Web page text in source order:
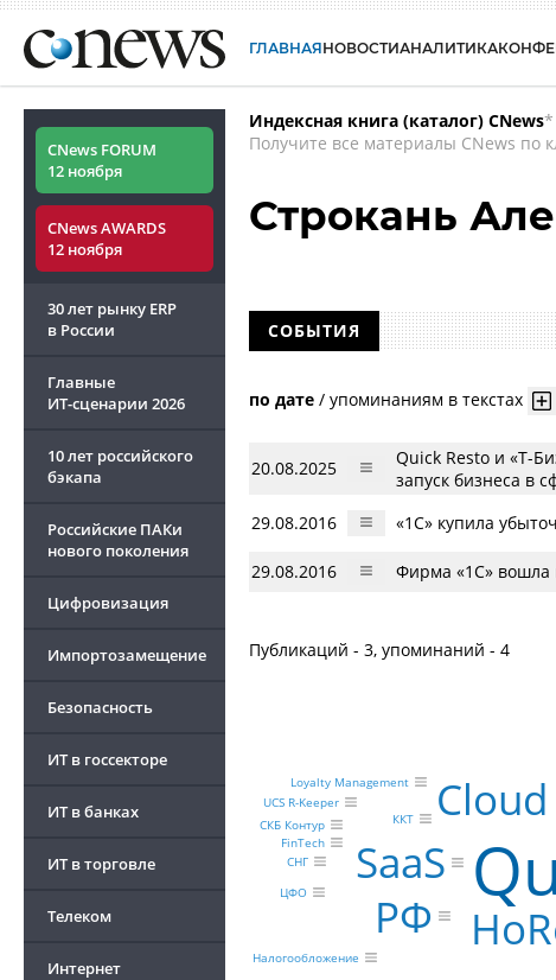
ГЛАВНАЯНОВОСТИАНАЛИТИКА
CNews FORUM
12 ноября
CNews AWARDS
12 ноября
30 лет рынку ERP
в России
Главные
ИТ-сценарии 2026
10 лет российского
бэкапа
Российские ПАКи
нового поколения
Цифровизация
Импортозамещение
Безопасность
ИТ в госсекторе
ИТ в банках
ИТ в торговле
Телеком
Интернет
Индексная книга (каталог) CNews*
Получите все материалы CNews по
Строкань
СОБЫТИЯ
по дате / упоминаниям в текстах
20.08.2025
Quick Resto и «Т-
запуск бизнеса в
29.08.2016 «1С» купила
29.08.2016 Фирма «1С» вошла
Публикаций - 3, упоминаний - 4
SaaS
РФ
Loyalty Management
ККТ
UCS R-Keeper
СКБ Контур
СНГ
ЦФО
FinTech
Налогообложение